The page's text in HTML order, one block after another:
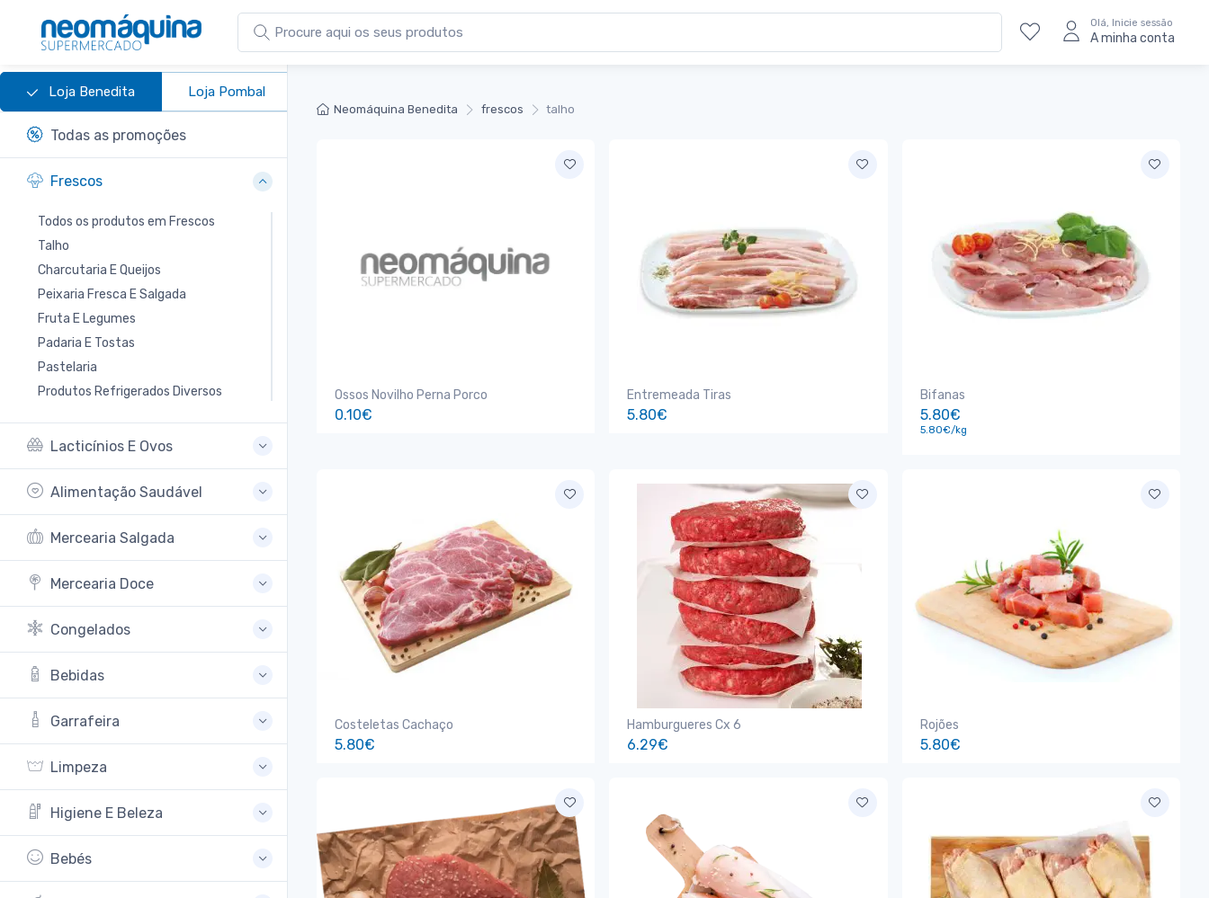
Loja Benedita Loja Pombal
Todas as promoções
Frescos
Todos os produtos em Frescos
Talho
Charcutaria E Queijos
Peixaria Fresca E Salgada
Fruta E Legumes
Padaria E Tostas
Pastelaria
Produtos Refrigerados Diversos
Lacticínios E Ovos
Alimentação Saudável
Mercearia Salgada
Mercearia Doce
Congelados
Bebidas
Garrafeira
Limpeza
Higiene E Beleza
Bebés
Olá, Inicie sessão
A minha conta
Neomáquina Benedita frescos talho
Ossos Novilho Perna Porco
0.10€
Entremeada Tiras
5.80€
Bifanas
5.80€
5.80€/kg
Costeletas Cachaço
5.80€
Hamburgueres Cx 6
6.29€
Rojões
5.80€